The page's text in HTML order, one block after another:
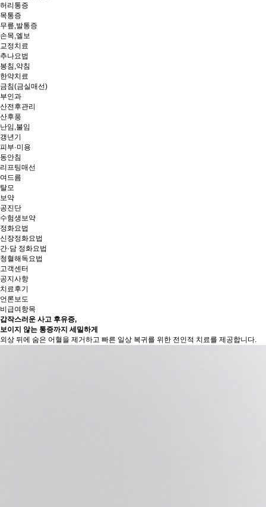
허리통증
목통증
무릎,발통증
손목,엘보
교정치료
추나요법
봉침,약침
한약치료
금침(금실매선)
부인과
산전후관리
산후풍
난임,불임
갱년기
피부·미용
동안침
리프팅매선
여드름
탈모
보약
공진단
수험생보약
정화요법
신장정화요법
간·담 정화요법
청혈해독요법
고객센터
공지사항
치료후기
언론보도
비급여항목
갑작스러운 사고 후유증,
보이지 않는 통증까지 세밀하게
외상 뒤에 숨은 어혈을 제거하고 빠른 일상 복귀를 위한 전인적 치료를 제공합니다.